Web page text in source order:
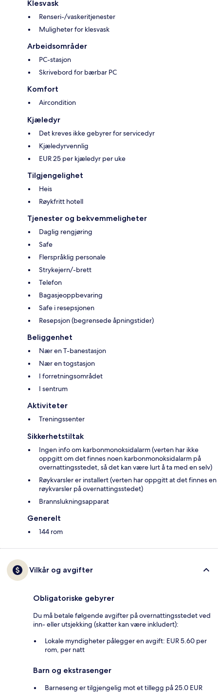
Klesvask
Renseri-/vaskeritjenester
Muligheter for klesvask
Arbeidsområder
PC-stasjon
Skrivebord for bærbar PC
Komfort
Aircondition
Kjæledyr
Det kreves ikke gebyrer for servicedyr
Kjæledyrvennlig
EUR 25 per kjæledyr per uke
Tilgjengelighet
Heis
Røykfritt hotell
Tjenester og bekvemmeligheter
Daglig rengjøring
Safe
Flerspråklig personale
Strykejern/-brett
Telefon
Bagasjeoppbevaring
Safe i resepsjonen
Resepsjon (begrensede åpningstider)
Beliggenhet
Nær en T-banestasjon
Nær en togstasjon
I forretningsområdet
I sentrum
Aktiviteter
Treningssenter
Sikkerhetstiltak
Ingen info om karbonmonoksidalarm (verten har ikke
oppgitt om det finnes noen karbonmonoksidalarm på
overnattingsstedet, så det kan være lurt å ta med en selv)
Røykvarsler er installert (verten har oppgitt at det finnes en
røykvarsler på overnattingsstedet)
Brannslukningsapparat
Generelt
144 rom
Vilkår og avgifter
Obligatoriske gebyrer
Du må betale følgende avgifter på overnattingsstedet ved
inn- eller utsjekking (skatter kan være inkludert):
Lokale myndigheter pålegger en avgift: EUR 5.60 per
rom, per natt
Barn og ekstrasenger
Barneseng er tilgjengelig mot et tillegg på 25.0 EUR